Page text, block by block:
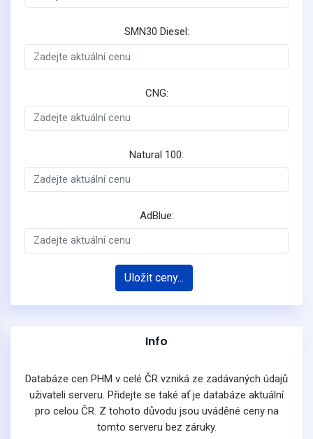
SMN30 Diesel:
CNG:
Natural 100:
AdBlue:
Uložit ceny...
Info
Databáze cen PHM v celé ČR vzniká ze zadávaných údajů
uživateli serveru. Přidejte se také ať je databáze aktuální
pro celou ČR. Z tohoto důvodu jsou uváděné ceny na
tomto serveru bez záruky.